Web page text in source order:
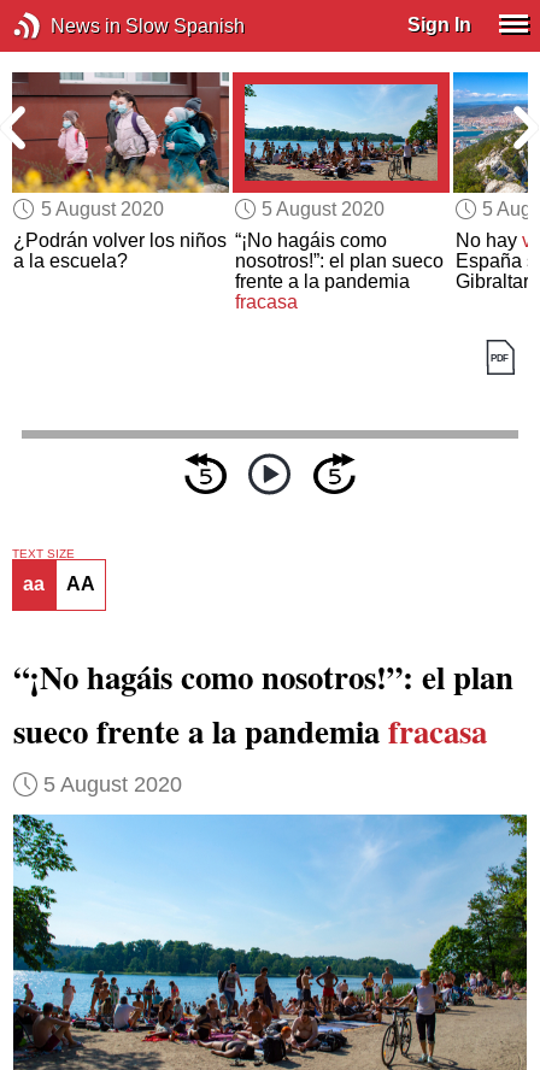
News in Slow Spanish Sign In
5 August 2020
¿Podrán volver los niños
a la escuela?
5 August 2020
“¡No hagáis como
nosotros!”: el plan sueco
frente a la pandemia
fracasa
5
No hay
España
Gibraltar
TEXT SIZE
aa AA
“¡No hagáis como nosotros!”: el plan
sueco frente a la pandemiafracasa
5 August 2020